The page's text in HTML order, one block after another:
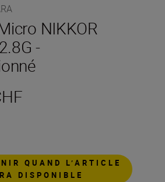
NIKKOR
-
QUAND L’ARTICLE
DISPONIBLE